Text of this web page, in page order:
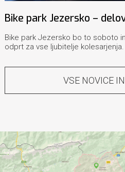
Bike park Jezersko –
Bike park Jezersko bo to soboto
odprt za vse ljubitelje kolesarjenja.
VSE NOVICE